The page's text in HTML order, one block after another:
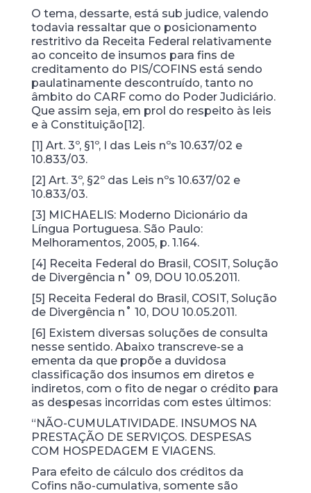
O tema, dessarte, está sub judice, valendo
todavia ressaltar que o posicionamento
restritivo da Receita Federal relativamente
ao conceito de insumos para fins de
creditamento do PIS/COFINS está sendo
paulatinamente descontruído, tanto no
âmbito do CARF como do Poder Judiciário.
Que assim seja, em prol do respeito às leis
e à Constituição[12].
[1] Art. 3º, §1º, I das Leis nºs 10.637/02 e
10.833/03.
[2] Art. 3º, §2º das Leis nºs 10.637/02 e
10.833/03.
[3] MICHAELIS: Moderno Dicionário da
Língua Portuguesa. São Paulo:
Melhoramentos, 2005, p. 1.164.
[4] Receita Federal do Brasil, COSIT, Solução
de Divergência n˚ 09, DOU 10.05.2011.
[5] Receita Federal do Brasil, COSIT, Solução
de Divergência n˚ 10, DOU 10.05.2011.
[6] Existem diversas soluções de consulta
nesse sentido. Abaixo transcreve-se a
ementa da que propõe a duvidosa
classificação dos insumos em diretos e
indiretos, com o fito de negar o crédito para
as despesas incorridas com estes últimos:
“NÃO-CUMULATIVIDADE. INSUMOS NA
PRESTAÇÃO DE SERVIÇOS. DESPESAS
COM HOSPEDAGEM E VIAGENS.
Para efeito de cálculo dos créditos da
Cofins não-cumulativa, somente são